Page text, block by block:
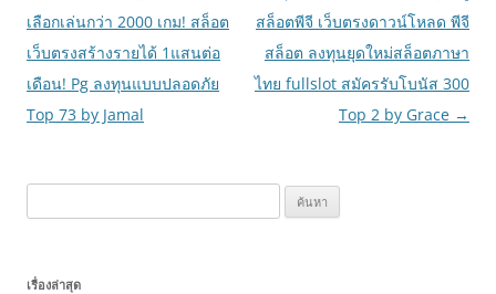
เรื่อง
เลือกเล่นกว่า 2000 เกม! สล็อต
เว็บตรงสร้างรายได้ 1แสนต่อ
เดือน! Pg ลงทุนแบบปลอดภัย
Top 73 by Jamal
สล็อตพีจี เว็บตรงดาวน์โหลด พีจี
สล็อต ลงทุนยุดใหม่สล็อตภาษา
ไทย fullslot สมัครรับโบนัส 300
Top 2 by Grace →
สำหรับ:
เรื่องล่าสุด